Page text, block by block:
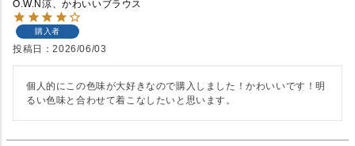
O.W.N涼、かわいいブラウス
購入者
投稿日 2026/06/03
個人的にこの色味が大好きなので購入しました！かわいいです！明
るい色味と合わせて着こなしたいと思います。